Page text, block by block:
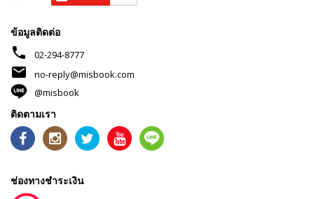
ข้อมูลติดต่อ
phone 02-294-8777
mail
no-reply@misbook.com
@misbook
ติดตามเรา
ช่องทางชำระเงิน